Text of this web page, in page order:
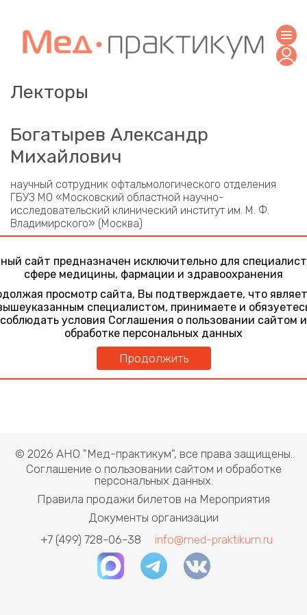
Лекторы
Богатырев Александр
Михайлович
научный сотрудник офтальмологического отделения
ГБУЗ МО «Московский областной научно-
исследовательский клинический институт им. М. Ф.
Владимирского» (Москва)
Актуальные вопросы офтальмологии
18 ноября 2022
Чем может помочь генетик офтальмоонкологу?
© 2026 АНО "Мед-практикум", все права защищены.
Соглашение о пользовании сайтом и обработке
персональных данных.
Правила продажи билетов на Мероприятия
Документы организации
+7 (499) 728-06-38
info@med-praktikum.ru
сайт предназначен исключительно для
сфере медицины, фармации и здравоохранения
просмотр сайта, Вы подтверждаете, что
специалистом, принимаете и
соблюдать условия Соглашения о пользовании сайтом и
обработке персональных данных
Продолжить